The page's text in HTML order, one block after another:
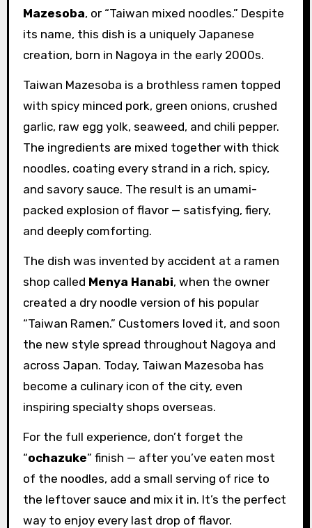
Mazesoba, or “Taiwan mixed noodles.” Despite
its name, this dish is a uniquely Japanese
creation, born in Nagoya in the early 2000s.
Taiwan Mazesoba is a brothless ramen topped
with spicy minced pork, green onions, crushed
garlic, raw egg yolk, seaweed, and chili pepper.
The ingredients are mixed together with thick
noodles, coating every strand in a rich, spicy,
and savory sauce. The result is an umami-
packed explosion of flavor — satisfying, fiery,
and deeply comforting.
The dish was invented by accident at a ramen
shop called Menya Hanabi, when the owner
created a dry noodle version of his popular
“Taiwan Ramen.” Customers loved it, and soon
the new style spread throughout Nagoya and
across Japan. Today, Taiwan Mazesoba has
become a culinary icon of the city, even
inspiring specialty shops overseas.
For the full experience, don’t forget the
“ochazuke” finish — after you’ve eaten most
of the noodles, add a small serving of rice to
the leftover sauce and mix it in. It’s the perfect
way to enjoy every last drop of flavor.